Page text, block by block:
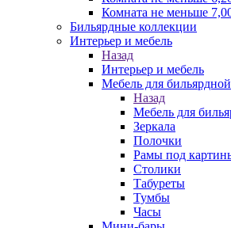
Комната не меньше
Бильярдные коллекции
Интерьер и мебель
Назад
Интерьер и мебель
Мебель для бильярдной
Назад
Мебель для
Зеркала
Полочки
Рамы под
Столики
Табуреты
Тумбы
Часы